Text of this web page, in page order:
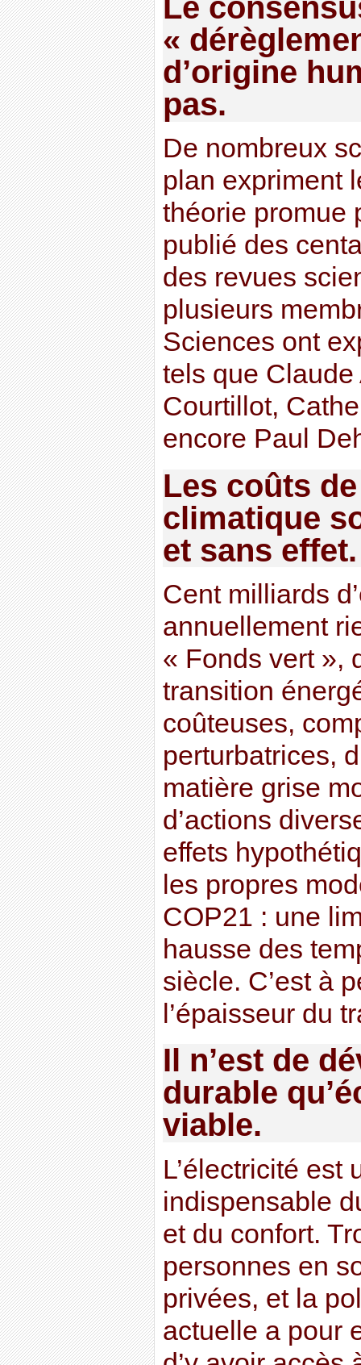
Le
«
d’origine
pas.
De nombreux
plan expriment
théorie promue
publié des
des revues
plusieurs
Sciences ont
tels que
Courtillot,
encore Paul
Les coûts
climatique
et sans effet.
Cent milliards
annuellement
« Fonds vert »,
transition
coûteuses,
perturbatrices,
matière grise
d’actions
effets
les propres
COP21 : une
hausse des
siècle. C’est à
l’épaisseur du
Il n’est de
durable
viable.
L’électricité est
indispensable
et du confort.
personnes en
privées, et la
actuelle a pour